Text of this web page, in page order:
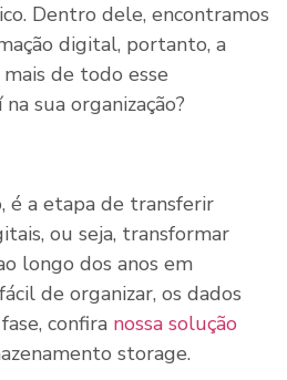
Dentro dele, encontramos
digital, portanto, a
de todo esse
sua organização?
é a etapa de transferir
ou seja, transformar
longo dos anos em
de organizar, os dados
confira nossa solução
storage.